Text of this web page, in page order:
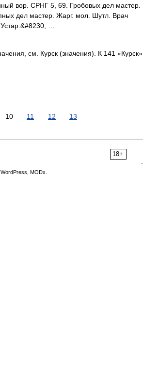
вор. СРНГ 5, 69. Гробовых дел мастер.
дел мастер. Жарг. мол. Шутл. Врач
…
см. Курск (значения). К 141 «Курск»
10 11 12 13
18+
WordPress, MODx.